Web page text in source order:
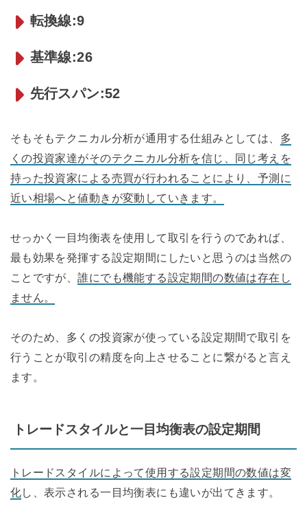
転換線:9
基準線:26
先行スパン:52
そもそもテクニカル分析が通用する仕組みとしては、 多
くの投資家達がそのテクニカル分析を信じ、同じ考えを
持った投資家による売買が行われることにより、予測に
近い相場へと値動きが変動していきます。
せっかく一目均衡表を使用して取引を行うのであれば、
最も効果を発揮する設定期間にしたいと思うのは当然の
ことですが、誰にでも機能する設定期間の数値は存在し
ません。
そのため、多くの投資家が使っている設定期間で取引を
行うことが取引の精度を向上させることに繋がると言え
ます。
トレードスタイルと一目均衡表の設定期間
トレードスタイルによって使用する設定期間の数値は変
化し、表示される一目均衡表にも違いが出てきます。